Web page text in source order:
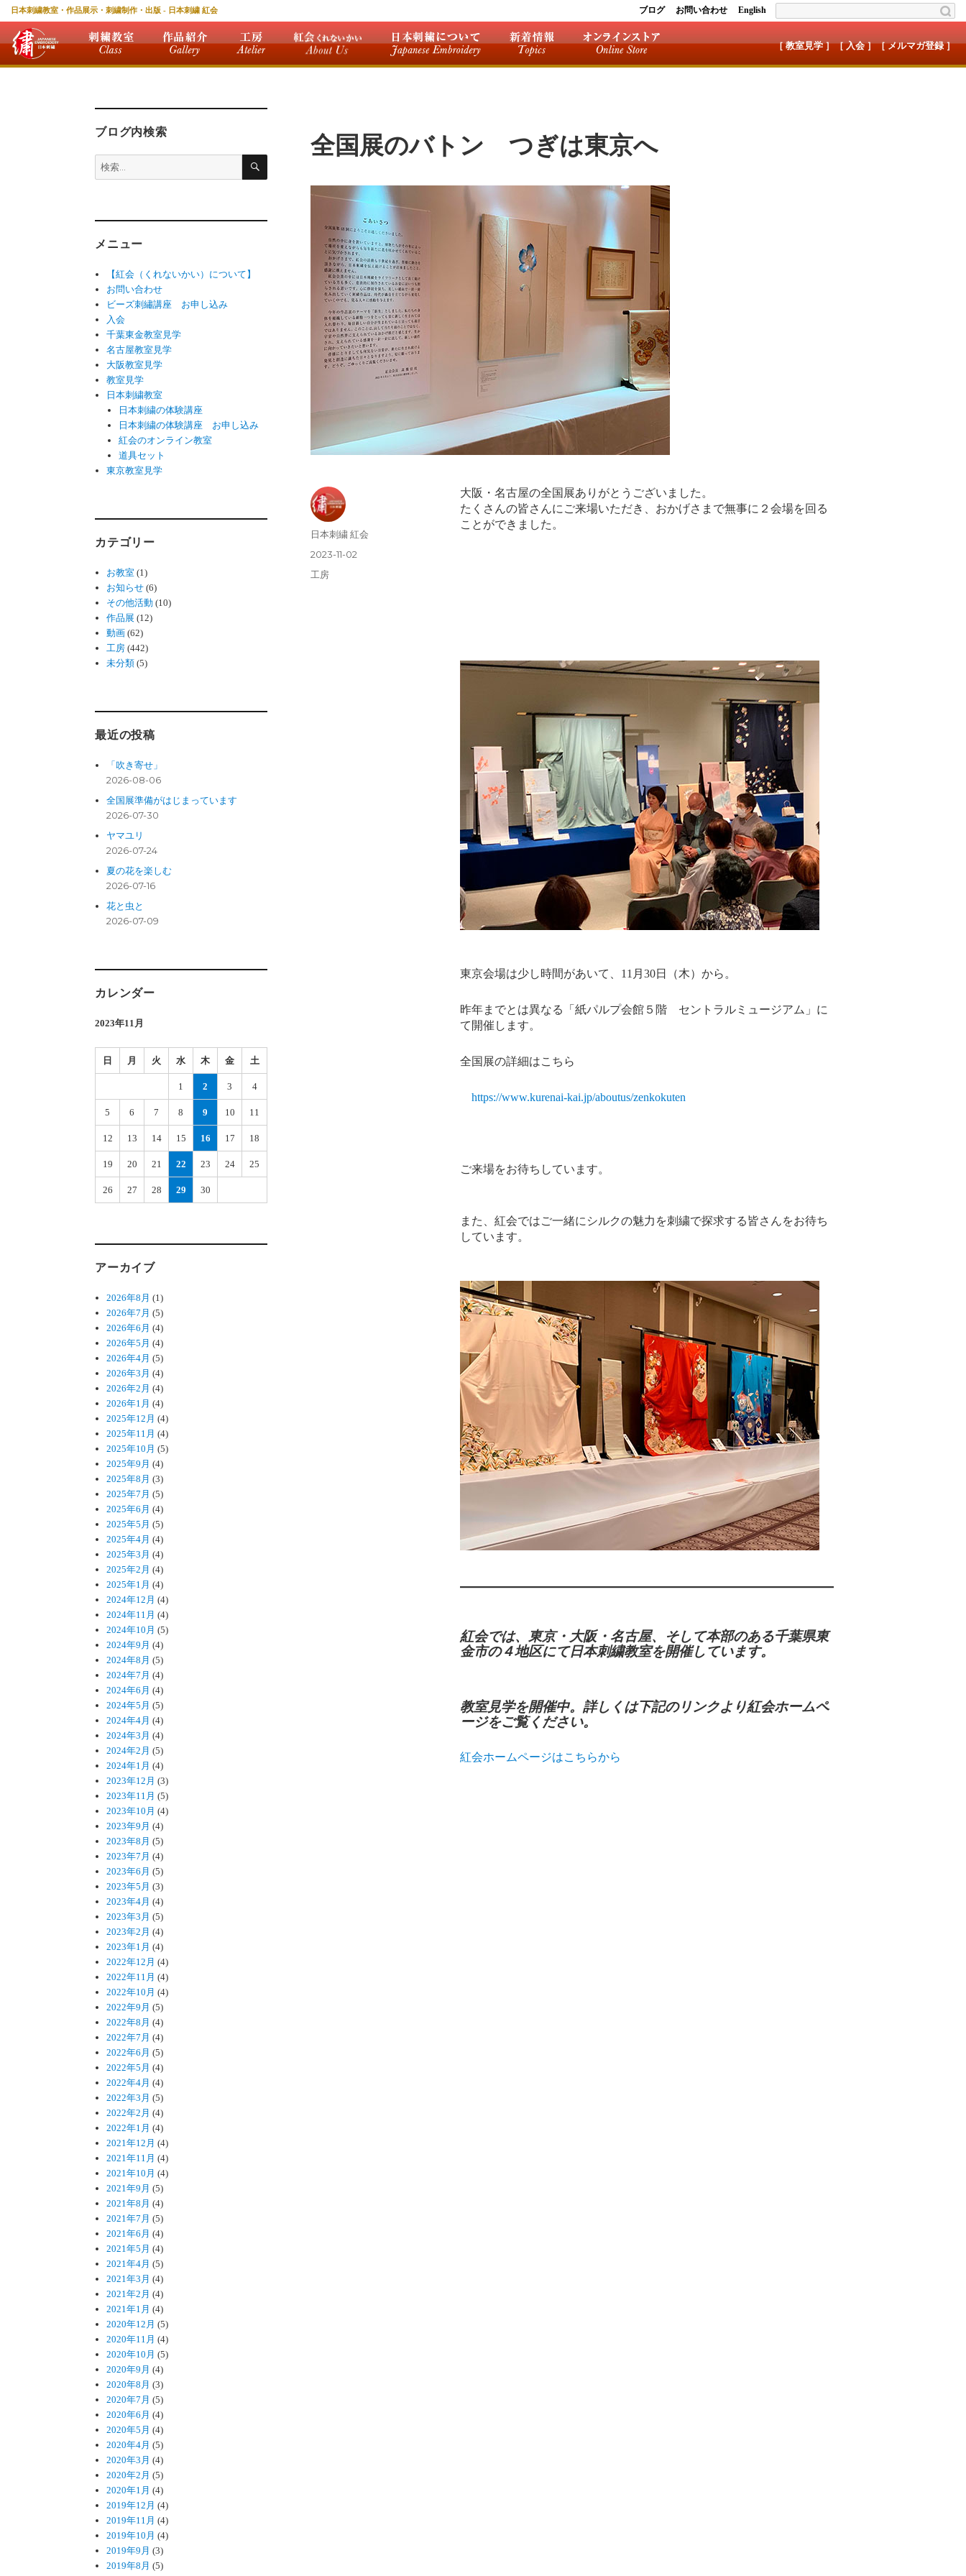
日本刺繍教室・作品展示・刺繍制作・出版 - 日本刺繍 紅会 ブログ お問い合わせ English
［ 教室見学 ］［ 入会 ］［ メルマガ登録 ］
全国展のバトン つぎは東京へ
大阪・名古屋の全国展ありがとうございました。
たくさんの皆さんにご来場いただき、おかげさまで無事に２会場を回る
ことができました。
東京会場は少し時間があいて、11月30日（木）から。
昨年までとは異なる「紙パルプ会館５階 セントラルミュージアム」に
て開催します。
全国展の詳細はこちら
https://www.kurenai-kai.jp/aboutus/zenkokuten
ご来場をお待ちしています。
また、紅会ではご一緒にシルクの魅力を刺繍で探求する皆さんをお待ち
しています。
紅会では、東京・大阪・名古屋、そして本部のある千葉県東
金市の４地区にて日本刺繍教室を開催しています。
教室見学を開催中。詳しくは下記のリンクより紅会ホームペ
ージをご覧ください。
紅会ホームページはこちらから
投
稿
日本刺繍 紅会
投
稿
2023-11-02
カ
工房
ブログ内検索
検
索:
検
メニュー
【紅会（くれないかい）について】
お問い合わせ
ビーズ刺繡講座 お申し込み
入会
千葉東金教室見学
名古屋教室見学
大阪教室見学
教室見学
日本刺繍教室
日本刺繍の体験講座
日本刺繍の体験講座 お申し込み
紅会のオンライン教室
道具セット
東京教室見学
カテゴリー
お教室 (1)
お知らせ (6)
その他活動 (10)
作品展 (12)
動画 (62)
工房 (442)
未分類 (5)
最近の投稿
「吹き寄せ」
2026-08-06
全国展準備がはじまっています
2026-07-30
ヤマユリ
2026-07-24
夏の花を楽しむ
2026-07-16
花と虫と
2026-07-09
カレンダー
2023年11月
日 月 火 水 木 金 土
1 2 3 4
5 6 7 8 9 10 11
12 13 14 15 16 17 18
19 20 21 22 23 24 25
26 27 28 29 30
アーカイブ
2026年8月 (1)
2026年7月 (5)
2026年6月 (4)
2026年5月 (4)
2026年4月 (5)
2026年3月 (4)
2026年2月 (4)
2026年1月 (4)
2025年12月 (4)
2025年11月 (4)
2025年10月 (5)
2025年9月 (4)
2025年8月 (3)
2025年7月 (5)
2025年6月 (4)
2025年5月 (5)
2025年4月 (4)
2025年3月 (4)
2025年2月 (4)
2025年1月 (4)
2024年12月 (4)
2024年11月 (4)
2024年10月 (5)
2024年9月 (4)
2024年8月 (5)
2024年7月 (4)
2024年6月 (4)
2024年5月 (5)
2024年4月 (4)
2024年3月 (4)
2024年2月 (5)
2024年1月 (4)
2023年12月 (3)
2023年11月 (5)
2023年10月 (4)
2023年9月 (4)
2023年8月 (5)
2023年7月 (4)
2023年6月 (5)
2023年5月 (3)
2023年4月 (4)
2023年3月 (5)
2023年2月 (4)
2023年1月 (4)
2022年12月 (4)
2022年11月 (4)
2022年10月 (4)
2022年9月 (5)
2022年8月 (4)
2022年7月 (4)
2022年6月 (5)
2022年5月 (4)
2022年4月 (4)
2022年3月 (5)
2022年2月 (4)
2022年1月 (4)
2021年12月 (4)
2021年11月 (4)
2021年10月 (4)
2021年9月 (5)
2021年8月 (4)
2021年7月 (5)
2021年6月 (4)
2021年5月 (4)
2021年4月 (5)
2021年3月 (4)
2021年2月 (4)
2021年1月 (4)
2020年12月 (5)
2020年11月 (4)
2020年10月 (5)
2020年9月 (4)
2020年8月 (3)
2020年7月 (5)
2020年6月 (4)
2020年5月 (4)
2020年4月 (5)
2020年3月 (4)
2020年2月 (5)
2020年1月 (4)
2019年12月 (4)
2019年11月 (4)
2019年10月 (4)
2019年9月 (3)
2019年8月 (5)